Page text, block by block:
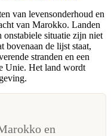
van levensonderhoud en
van Marokko. Landen
onstabiele situatie zijn niet
bovenaan de lijst staat,
stranden en een
Unie. Het land wordt
en